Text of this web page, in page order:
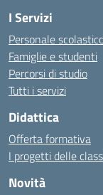
I Servizi
Personale
Famiglie e studenti
Percorsi di studio
Tutti i servizi
Didattica
Offerta formativa
I progetti delle
Novità